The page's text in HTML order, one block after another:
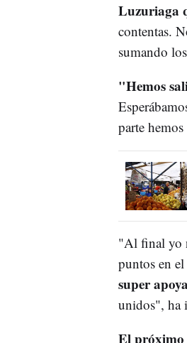
Luzuriaga
contentas.
sumando
"Hemos
parte
"Al final yo
puntos en
super
unidos", ha
El